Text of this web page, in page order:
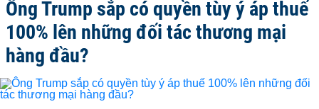
Ông Trump sắp có quyền tùy ý áp thuế
100% lên những đối tác thương mại
hàng đầu?